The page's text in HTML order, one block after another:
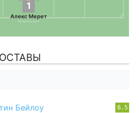
1
Алекс Мерет
Бейлоу 6.5